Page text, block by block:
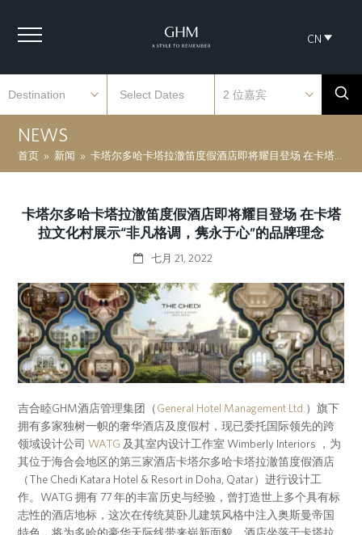
CN
NEWS
首页 » 新闻 » 卡塔尔多哈卡塔拉澈笛度假酒店即将耀目登场 在卡塔拉文化村展示“非凡格调，隽永于心”的品牌理念
卡塔尔多哈卡塔拉澈笛度假酒店即将耀目登场 在卡塔
拉文化村展示“非凡格调，隽永于心”的品牌理念
七月 21, 2022
吉合睦GHM酒店管理集团（General Hotel Management Ltd. ）旗下
拥有多家独树一帜的奢华酒店及度假村，现已委托国际领先的跨
领域设计公司WATG 及其室内设计工作室 Wimberly Interiors ，为
其位于海合会地区的第三家酒店卡塔尔多哈卡塔拉澈笛度假酒店
（The Chedi Katara Hotel & Resort in Doha, Qatar）进行设计工
作。WATG 拥有 77 年的丰富历史与经验，曾打造世上多个具有标
志性的酒店地标，这次在传统莫卧儿建筑风格中注入奥斯曼帝国